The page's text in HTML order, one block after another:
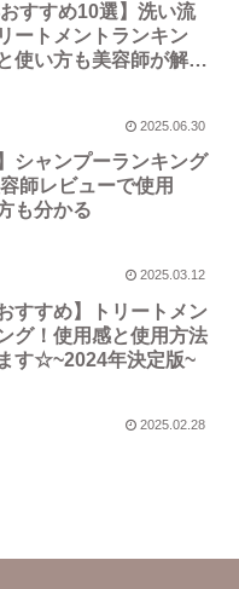
おすすめ10選】洗い流
ートメントランキン
使い方も美容師が解説
2025.06.30
シャンプーランキング
師レビューで使用
も分かる
2025.03.12
すすめ】トリートメン
グ！使用感と使用方法
す☆~2024年決定版~
2025.02.28